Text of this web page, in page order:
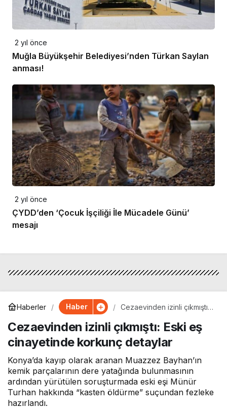
2 yıl önce
Muğla Büyükşehir Belediyesi’nden Türkan Saylan
anması!
2 yıl önce
ÇYDD’den ‘Çocuk İşçiliği İle Mücadele Günü’
mesajı
Haberler Haber
Cezaevinden izinli çıkmıştı:
detaylar
Cezaevinden izinli çıkmıştı: Eski eş
cinayetinde korkunç detaylar
Konya’da kayıp olarak aranan Muazzez Bayhan’ın
kemik parçalarının dere yatağında bulunmasının
ardından yürütülen soruşturmada eski eşi Münür
Turhan hakkında “kasten öldürme” suçundan fezleke
hazırlandı.